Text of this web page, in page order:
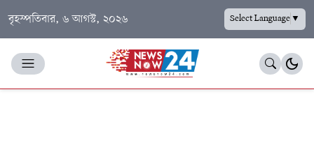
বৃহস্পতিবার, ৬ আগস্ট, ২০২৬ Select Language▼